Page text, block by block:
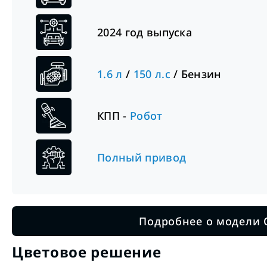
2024 год выпуска
1.6л / 150 л.с / Бензин
КПП - Робот
Полный привод
Подробнее о модели
Цветовое решение